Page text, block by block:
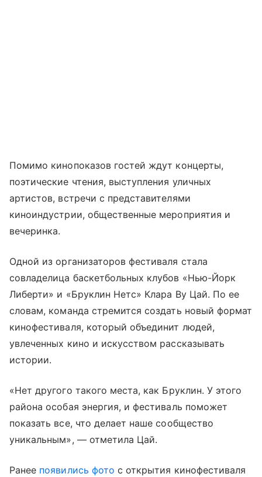
Помимо кинопоказов гостей ждут концерты,
поэтические чтения, выступления уличных
артистов, встречи с представителями
киноиндустрии, общественные мероприятия и
вечеринка.
Одной из организаторов фестиваля стала
совладелица баскетбольных клубов «Нью-Йорк
Либерти» и «Бруклин Нетс» Клара Ву Цай. По ее
словам, команда стремится создать новый формат
кинофестиваля, который объединит людей,
увлеченных кино и искусством рассказывать
истории.
«Нет другого такого места, как Бруклин. У этого
района особая энергия, и фестиваль поможет
показать все, что делает наше сообщество
уникальным», — отметила Цай.
Ранее появились фото с открытия кинофестиваля